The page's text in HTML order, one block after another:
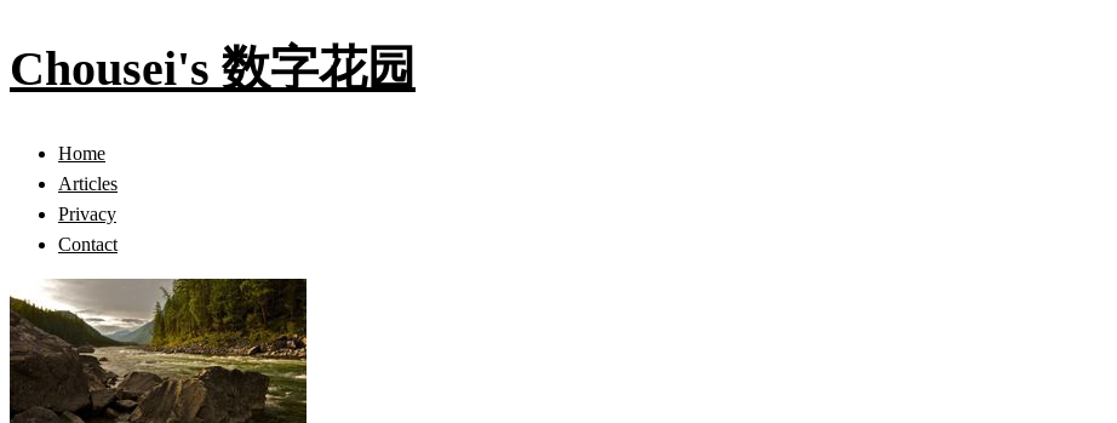
Chousei's 数字花园
Home
Articles
Privacy
Contact